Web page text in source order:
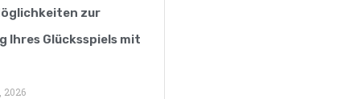
zur
Ihres Glücksspiels mit
2026